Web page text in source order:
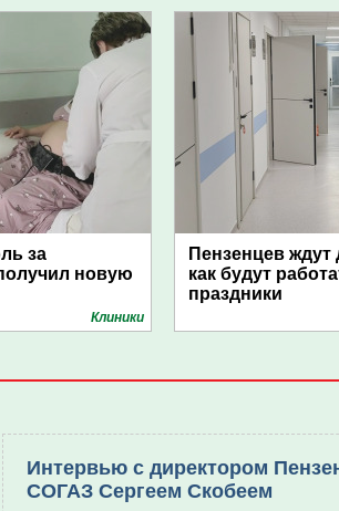
за
новую
Клиники
Пензенцев
как будут
праздники
Интервью с директором
СОГАЗ Сергеем Скобеем